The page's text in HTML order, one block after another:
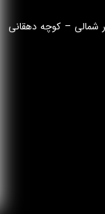
شمالی – کوچه دهقانی